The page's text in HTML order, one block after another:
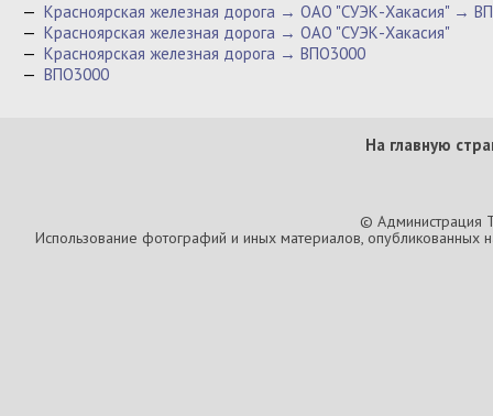
— Красноярская железная дорога → ОАО "СУЭК-Хакасия" →
— Красноярская железная дорога → ОАО "СУЭК-Хакасия"
— Красноярская железная дорога → ВПО3000
— ВПО3000
На главную
© Администрация
Использование фотографий и иных материалов, опубликованных